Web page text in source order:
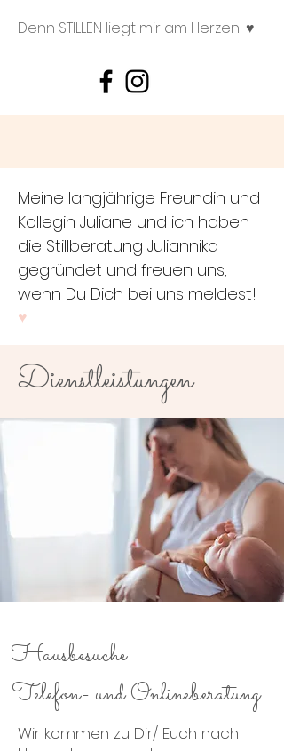
Denn STILLEN liegt mir am Herzen! ♥
Meine langjährige Freundin und
Kollegin Juliane und ich haben
die Stillberatung Juliannika
gegründet und freuen uns,
wenn Du Dich bei uns meldest!
♥
Dienstleistungen
Hausbesuche
Telefon- und Onlineberatung
Wir kommen zu Dir/ Euch nach